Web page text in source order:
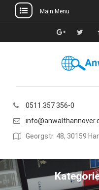
to
Main Menu
Google+
0511.357 356-0
Georgstr. 48, 30159